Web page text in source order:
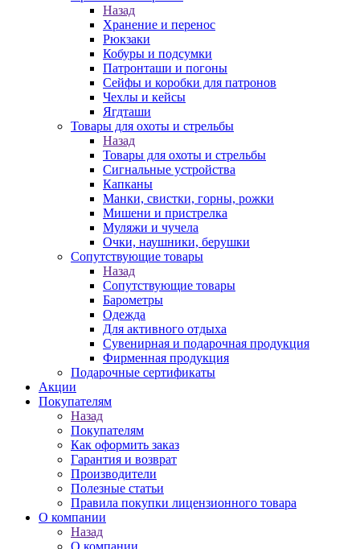
Назад
Хранение и перенос
Рюкзаки
Кобуры и подсумки
Патронташи и погоны
Сейфы и коробки для патронов
Чехлы и кейсы
Ягдташи
Товары для охоты и стрельбы
Назад
Товары для охоты и стрельбы
Сигнальные устройства
Капканы
Манки, свистки, горны, рожки
Мишени и пристрелка
Муляжи и чучела
Очки, наушники, берушки
Сопутствующие товары
Назад
Сопутствующие товары
Барометры
Одежда
Для активного отдыха
Сувенирная и подарочная продукция
Фирменная продукция
Подарочные сертификаты
Акции
Покупателям
Назад
Покупателям
Как оформить заказ
Гарантия и возврат
Производители
Полезные статьи
Правила покупки лицензионного товара
О компании
Назад
О компании